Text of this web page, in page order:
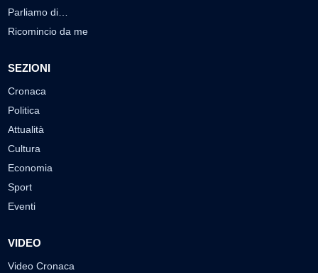
Parliamo di…
Ricomincio da me
SEZIONI
Cronaca
Politica
Attualità
Cultura
Economia
Sport
Eventi
VIDEO
Video Cronaca